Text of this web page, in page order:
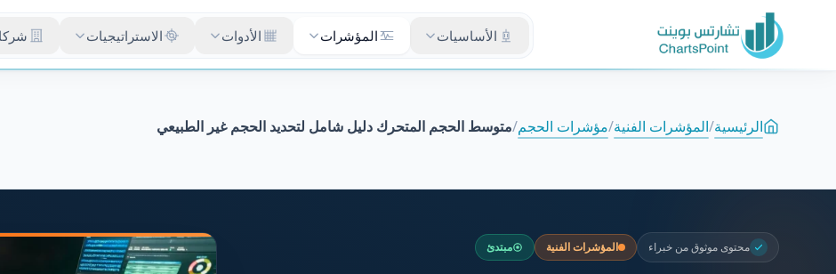
الأساسيات المؤشرات الأدوات الاستراتيجيات
الرئيسية/المؤشرات الفنية/مؤشرات الحجم/متوسط الحجم المتحرك دليل شامل لتحديد الحجم غير الطبيعي
محتوى موثوق من خبراء المؤشرات الفنية مبتدئ